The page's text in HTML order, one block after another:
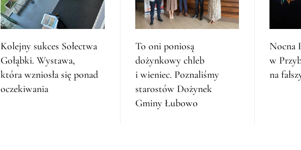
Kolejny sukces Sołectwa
Gołąbki. Wystawa,
która wzniosła się ponad
oczekiwania
To oni poniosą
dożynkowy chleb
i wieniec. Poznaliśmy
starostów Dożynek
Gminy Łubowo
Nocna
w
na